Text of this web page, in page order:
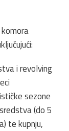
i revolving
sezone
(do 5
te kupnju,